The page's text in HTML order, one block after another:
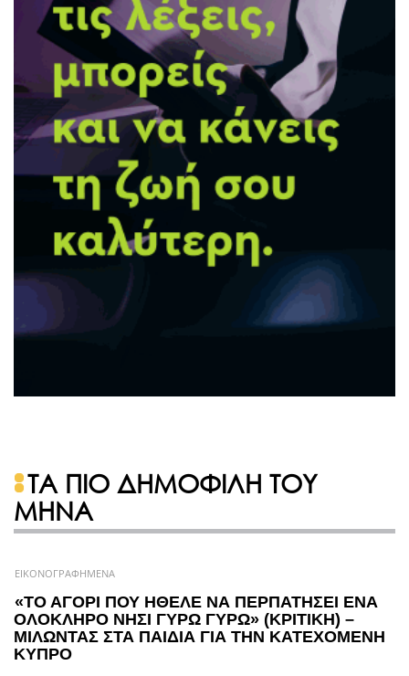
ΤΑ ΠΙΟ ΔΗΜΟΦΙΛΗ ΤΟΥ
ΜΗΝΑ
ΕΙΚΟΝΟΓΡΑΦΗΜΕΝΑ
«ΤΟ ΑΓΟΡΙ ΠΟΥ ΗΘΕΛΕ ΝΑ ΠΕΡΠΑΤΗΣΕΙ ΕΝΑ
ΟΛΟΚΛΗΡΟ ΝΗΣΙ ΓΥΡΩ ΓΥΡΩ» (ΚΡΙΤΙΚΗ) –
ΜΙΛΩΝΤΑΣ ΣΤΑ ΠΑΙΔΙΑ ΓΙΑ ΤΗΝ ΚΑΤΕΧΟΜΕΝΗ
ΚΥΠΡΟ